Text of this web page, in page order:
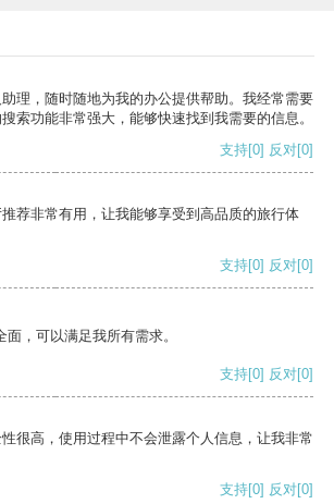
理，随时随地为我的办公提供帮助。我经常需要
索功能非常强大，能够快速找到我需要的信息。
支持[0] 反对[0]
荐非常有用，让我能够享受到高品质的旅行体
支持[0] 反对[0]
，可以满足我所有需求。
支持[0] 反对[0]
很高，使用过程中不会泄露个人信息，让我非常
支持[0] 反对[0]